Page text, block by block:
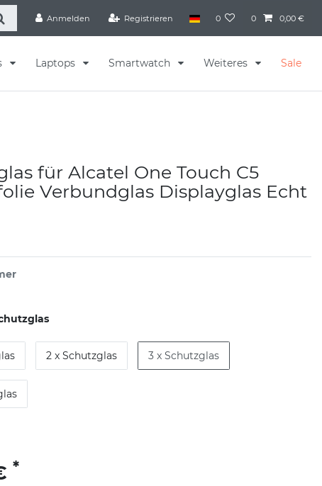
Anmelden Registrieren 0 0 0,00 €
Laptops Smartwatch Weiteres Sale
für Alcatel One Touch C5
Verbundglas Displayglas Echt
2 x Schutzglas 3 x Schutzglas
*